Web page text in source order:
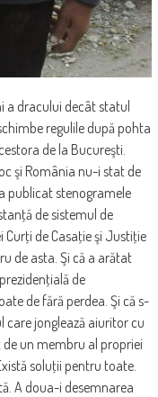
a dracului decât statul
regulile după pohta
de la Bucureşti.
şi România nu-i stat de
publicat stenogramele
de sistemul de
de Casaţie şi Justiţie
de asta. Şi că a arătat
de
de fără perdea. Şi că s-
jonglează aiuritor cu
un membru al propriei
soluţii pentru toate.
A doua-i desemnarea